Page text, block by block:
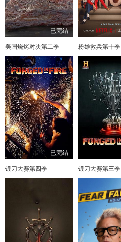
已完结
美国烧烤对决第二季 粉雄救兵第十季
已完结
锻刀大赛第四季 锻刀大赛第三季